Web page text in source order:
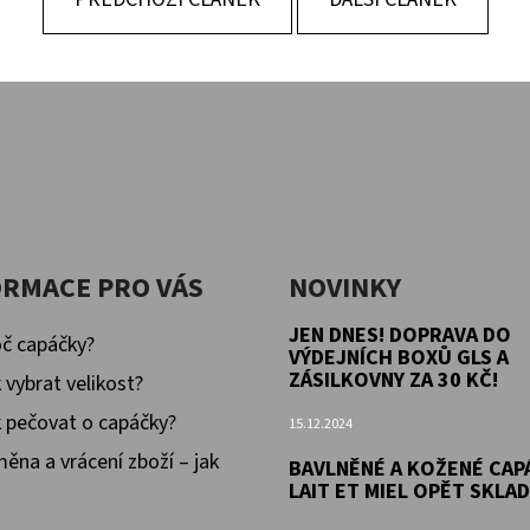
CAPÁČKY S KOŽENOU PODRÁŽKOU KOŽENÉ
PRO VÁS
capáčky?
vybrat velikost?
pečovat o capáčky?
a vrácení zboží – jak
NOVINKY
JEN DNES! DOPRAVA DO
VÝDEJNÍCH BOXŮ GLS A
ZÁSILKOVNY ZA 30 KČ!
15.12.2024
BAVLNĚNÉ A KOŽENÉ
LAIT ET MIEL OPĚT